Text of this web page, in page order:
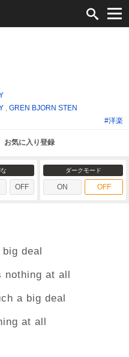
, GREN BJORN STEN
#洋楽
お気に入り登録
OFF
ダークモード
ON OFF
deal
nothing at all
a big deal
at all